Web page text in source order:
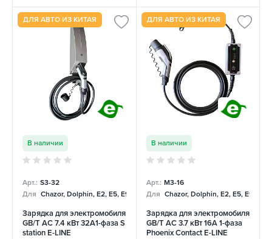
ДЛЯ АВТО ИЗ КИТАЯ
В наличии
Арт.: S3-32
Для Chazor, Dolphin, E2, E5, E9, Mercedes
Зарядка для электромобиля
GB/T AC 7.4 кВт 32A1-фаза S
station E-LINE
ДЛЯ АВТО ИЗ КИТАЯ
В наличии
Арт.: М3-16
Для Chazor, Dolphin, E2, E5, E9,
Зарядка для электромобиля
GB/T AC 3.7 кВт 16А 1-фаза
Phoenix Contact E-LINE